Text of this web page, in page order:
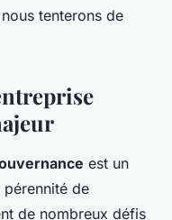
tenterons de
est un
de
de nombreux défis